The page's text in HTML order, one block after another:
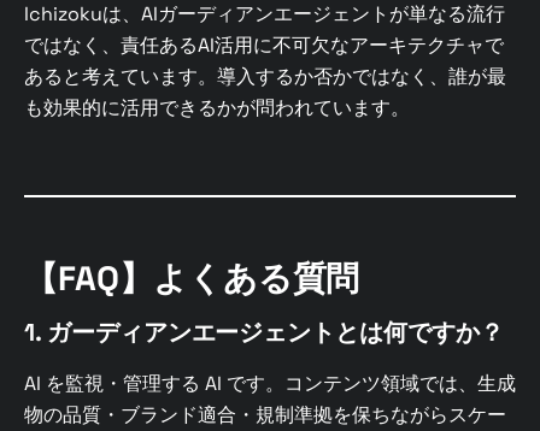
Ichizokuは、AIガーディアンエージェントが単なる流行
ではなく、責任あるAI活用に不可欠なアーキテクチャで
あると考えています。導入するか否かではなく、誰が最
も効果的に活用できるかが問われています。
【FAQ】よくある質問
1. ガーディアンエージェントとは何ですか？
AI を監視・管理する AI です。コンテンツ領域では、生成
物の品質・ブランド適合・規制準拠を保ちながらスケー